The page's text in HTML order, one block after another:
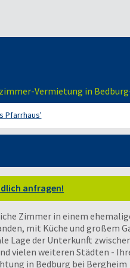
Vermietung in
Pfarrhaus'
anfragen!
Zimmer in einem
mit Küche und großem
Lage der Unterkunft
vielen weiteren Städten -
in Bedburg bei Bergheim